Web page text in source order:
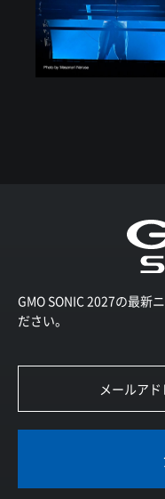
GMO SONIC 2027の最新
ださい。